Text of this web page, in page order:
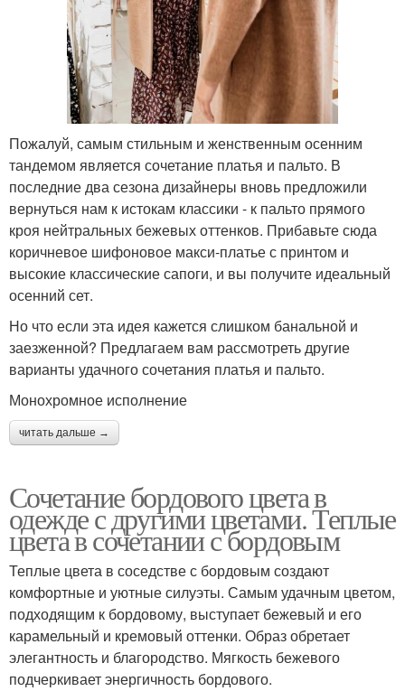
Пожалуй, самым стильным и женственным осенним
тандемом является сочетание платья и пальто. В
последние два сезона дизайнеры вновь предложили
вернуться нам к истокам классики - к пальто прямого
кроя нейтральных бежевых оттенков. Прибавьте сюда
коричневое шифоновое макси-платье с принтом и
высокие классические сапоги, и вы получите идеальный
осенний сет.
Но что если эта идея кажется слишком банальной и
заезженной? Предлагаем вам рассмотреть другие
варианты удачного сочетания платья и пальто.
Монохромное исполнение
читать дальше →
Сочетание бордового цвета в
одежде с другими цветами. Теплые
цвета в сочетании с бордовым
Теплые цвета в соседстве с бордовым создают
комфортные и уютные силуэты. Самым удачным цветом,
подходящим к бордовому, выступает бежевый и его
карамельный и кремовый оттенки. Образ обретает
элегантность и благородство. Мягкость бежевого
подчеркивает энергичность бордового.